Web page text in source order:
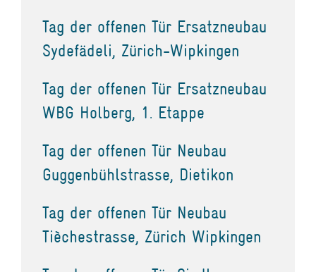
Tag der offenen Tür Ersatzneubau
Sydefädeli, Zürich-Wipkingen
Tag der offenen Tür Ersatzneubau
WBG Holberg, 1. Etappe
Tag der offenen Tür Neubau
Guggenbühlstrasse, Dietikon
Tag der offenen Tür Neubau
Tièchestrasse, Zürich Wipkingen